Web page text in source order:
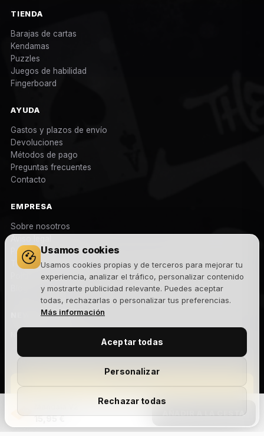
Usamos cookies
Usamos cookies propias y de terceros para mejorar tu
experiencia, analizar el tráfico, personalizar contenido
y mostrarte publicidad relevante. Puedes aceptar
todas, rechazarlas o personalizar tus preferencias.
Más información
Rechazar todas
Personalizar
Aceptar todas
15,95 €
AÑADIR A LA CESTA
TIENDA
Barajas de cartas
Kendamas
Puzzles
Juegos de habilidad
Fingerboard
AYUDA
Gastos y plazos de envío
Devoluciones
Métodos de pago
Preguntas frecuentes
Contacto
EMPRESA
Sobre nosotros
Política de privacidad
Términos y condiciones
Política de cookies
NEWSLETTER
Novedades, lanzamientos y ofertas exclusivas. Sin spam.
comerciales.